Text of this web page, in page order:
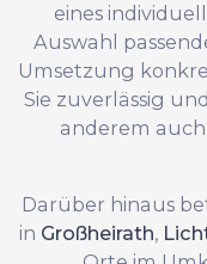
eines
Auswahl
Umsetzung
Sie zuverlässig
anderem auch
Darüber hinaus
in Großheirath,